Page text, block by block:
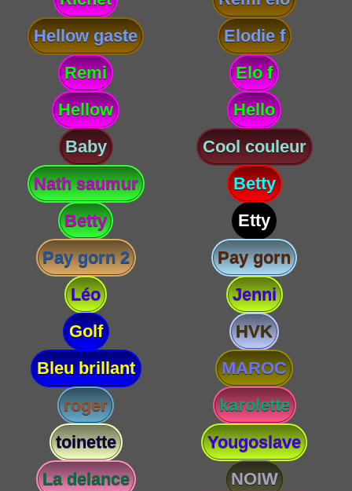
Hellow gaste
Elodie f
Remi
Elo f
Hellow
Hello
Baby
Cool couleur
Nath saumur
Betty
Betty
Etty
Pay gorn 2
Pay gorn
Léo
Jenni
Golf
HVK
Bleu brillant
MAROC
roger
karolette
toinette
Yougoslave
La delance
NOIW